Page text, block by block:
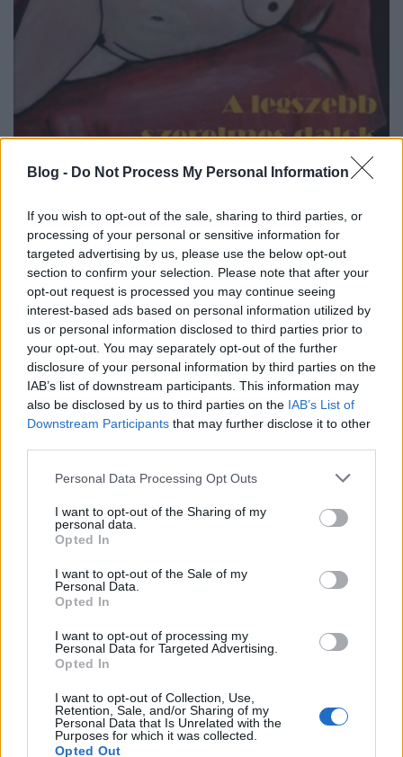
Blog - Do Not Process My Personal Information
If you wish to opt-out of the sale, sharing to third parties, or
processing of your personal or sensitive information for
targeted advertising by us, please use the below opt-out
section to confirm your selection. Please note that after your
opt-out request is processed you may continue seeing
interest-based ads based on personal information utilized by
us or personal information disclosed to third parties prior to
your opt-out. You may separately opt-out of the further
disclosure of your personal information by third parties on the
IAB’s list of downstream participants. This information may
also be disclosed by us to third parties on the IAB’s List of
Downstream Participants that may further disclose it to other
Please note that this website/app uses one or more Google
not limited to your visit or usage behaviour. You may click to
grant or deny consent to Google and its third-party tags to
use your data for below specified purposes in below Google
consent section.
Personal Data Processing Opt Outs
I want to opt-out of the Sharing of my
personal data.
Opted In
I want to opt-out of the Sale of my
Personal Data.
Opted In
I want to opt-out of processing my
Personal Data for Targeted Advertising.
Opted In
I want to opt-out of Collection, Use,
Retention, Sale, and/or Sharing of my
Personal Data that Is Unrelated with the
Purposes for which it was collected.
Opted Out
A szintén napokban utcára került Recorder magazin
aTövisházi Ambrussal soraiban felvettúj Tudósok-
album igazi dance-punk csoda, sőt nagyon könnyen
lehet, hogy az eddigi legerősebb Tudósok-anyag.
Iszonyat groove-os, iszonyat szerelmes és iszonyat
szórakoztató, minden perce fülsimogató. Kötelező!
Ennek szellemében aMárton DaniésDeák Edina
Ricsárdgírzenekar tagjai) által rendezettPörgök a
fejemen (a diákok szerelmes dala) című szerzeményhez
készült animált videó is kötelező. DrMáriás mesél a
dalról, a klipről és még egy fontos üzenetet is küld a
rajongóknak: „Az utóbbi években a Tudósok és a
Ricsárdgír zenekarok által adott közös szentendrei
koncerteken az ugráló közönség soraiból rendre kitűnt
egy furcsa mozdulatokat, harcművészeti állásokat és
szamárhegyi remete. A közönség és a két zenekar
annyira szívébe zárta ezt a magyar értelmezésű élő
előbb a Tudósok szenteltek neki egy gyönyörű számot,
amelyet azután igazi kis filmes remekművé nemesített a
Ricsárdgír zenekar nagyszerű multimédiás frontembere
és kis csapata. Mivel az utóbbi hónapokban
Szentendrén és környékén rohamos tempóban terjed a
fejen pörgés népszerű wellness-testgyakorlása, az új
műfaj megteremtői között jegyeket sorsolunk ki. Aki
tehát a Tudósok számára aFacebook-oldalrabeküld
házi fejen pörgős videót, az ingyen belépést nyer az A38-